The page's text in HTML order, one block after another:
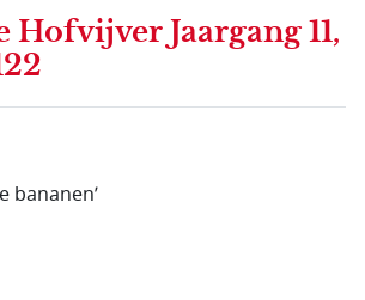
Hofvijver Jaargang 11,
bananen’